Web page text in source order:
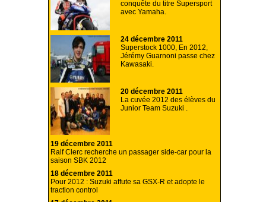
conquête du titre Supersport
avec Yamaha.
24 décembre 2011
Superstock 1000, En 2012,
Jérémy Guarnoni passe chez
Kawasaki.
20 décembre 2011
La cuvée 2012 des élèves du
Junior Team Suzuki .
19 décembre 2011
Ralf Clerc recherche un passager side-car pour la
saison SBK 2012
18 décembre 2011
Pour 2012 : Suzuki affute sa GSX-R et adopte le
traction control